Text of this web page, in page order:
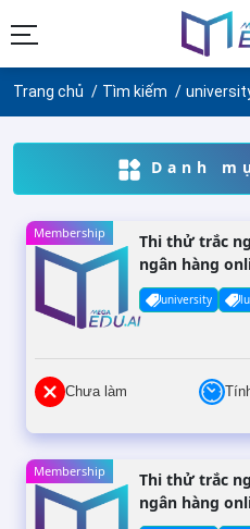
Trang chủ Tìm kiếm
Danh
Membership
Thi thử trắc
ngân hàng
university
Chưa làm
Membership
Thi thử trắc
ngân hàng